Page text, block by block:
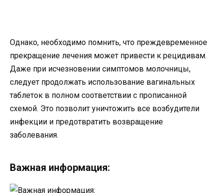
Однако, необходимо помнить, что преждевременное
прекращение лечения может привести к рецидивам.
Даже при исчезновении симптомов молочницы,
следует продолжать использование вагинальных
таблеток в полном соответствии с прописанной
схемой. Это позволит уничтожить все возбудители
инфекции и предотвратить возвращение
заболевания.
Важная информация: